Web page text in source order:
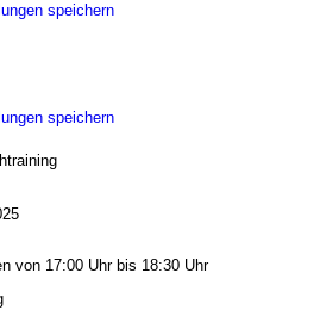
speichern
speichern
von 17:00 Uhr bis 18:30 Uhr